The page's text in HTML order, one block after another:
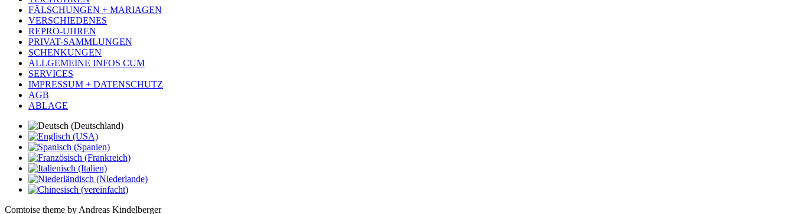
FÄLSCHUNGEN + MARIAGEN
VERSCHIEDENES
REPRO-UHREN
PRIVAT-SAMMLUNGEN
SCHENKUNGEN
ALLGEMEINE INFOS CUM
SERVICES
IMPRESSUM + DATENSCHUTZ
AGB
ABLAGE
Comtoise theme by Andreas Kindelberger